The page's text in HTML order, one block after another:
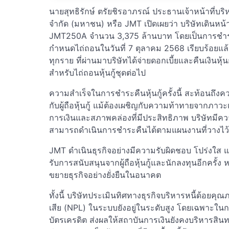
นายสุทธิรักษ์ ตรัยชิรอาภรณ์ ประธานเจ้าหน้าที่บริ
จำกัด (มหาชน) หรือ JMT เปิดเผยว่า บริษัทเดินห
JMT250A จำนวน 3,375 ล้านบาท โดยเป็นการช
กำหนดไถ่ถอนในวันที่ 7 ตุลาคม 2568 เรียบร้อย
ทุกราย ที่ผ่านมาบริษัทได้จ่ายดอกเบี้ยและคืนเงินหุ้
สำหรับไถ่ถอนหุ้นกู้ชุดต่อไป
ความสำเร็จในการชำระคืนหุ้นกู้ครั้งนี้ สะท้อนถึง
กับผู้ถือหุ้นกู้ แม้ต้องเผชิญกับความท้าทายจากภาว
การเงินและสภาพคล่องที่มีประสิทธิภาพ บริษัทมีค
สามารถดำเนินการชำระคืนได้ตามแผนงานที่วาง
JMT ดำเนินธุรกิจอย่างมีความรับผิดชอบ โปร่งใส
รับการสนับสนุนจากผู้ถือหุ้นกู้และนักลงทุนอีกครั้ง
ขยายธุรกิจอย่างยั่งยืนในอนาคต
ทั้งนี้ บริษัทประเมินทิศทางธุรกิจบริหารหนี้ด้อยคุณ
เสีย (NPL) ในระบบยังอยู่ในระดับสูง โดยเฉพาะ
บัตรเครดิต ส่งผลให้สถาบันการเงินยังคงบริหาร